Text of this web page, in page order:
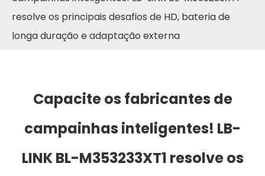
resolve os principais desafios de HD, bateria de
longa duração e adaptação externa
Capacite os fabricantes de
campainhas inteligentes! LB-
LINK BL-M353233XT1 resolve os